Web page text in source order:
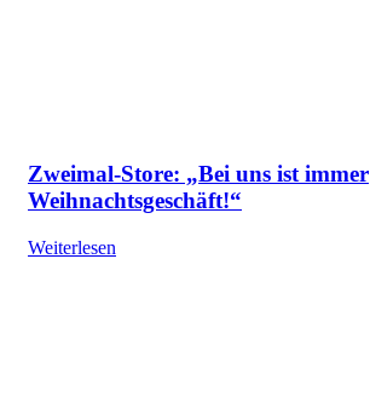
Zweimal-Store: „Bei uns ist immer
Weihnachtsgeschäft!“
Weiterlesen